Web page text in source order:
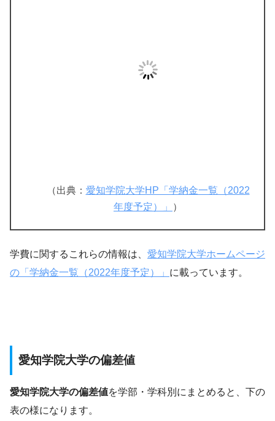
（出典： 愛知学院大学HP「学納金一覧（2022
年度予定）」
）
学費に関するこれらの情報は、 愛知学院大学ホームページ
の「学納金一覧（2022年度予定）」 に載っています。
愛知学院大学の偏差値
愛知学院大学の偏差値を学部・学科別にまとめると、下の
表の様になります。